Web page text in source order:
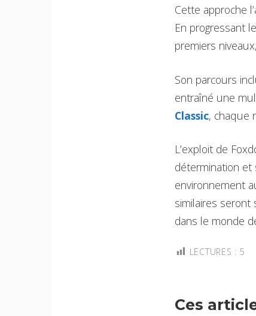
Cette approche
En progressant
premiers
Son parcours
entraîné une
Classic, chaque
L’exploit de
détermination et
environnement
similaires seront
dans le monde
LECTURES : 5
Ces